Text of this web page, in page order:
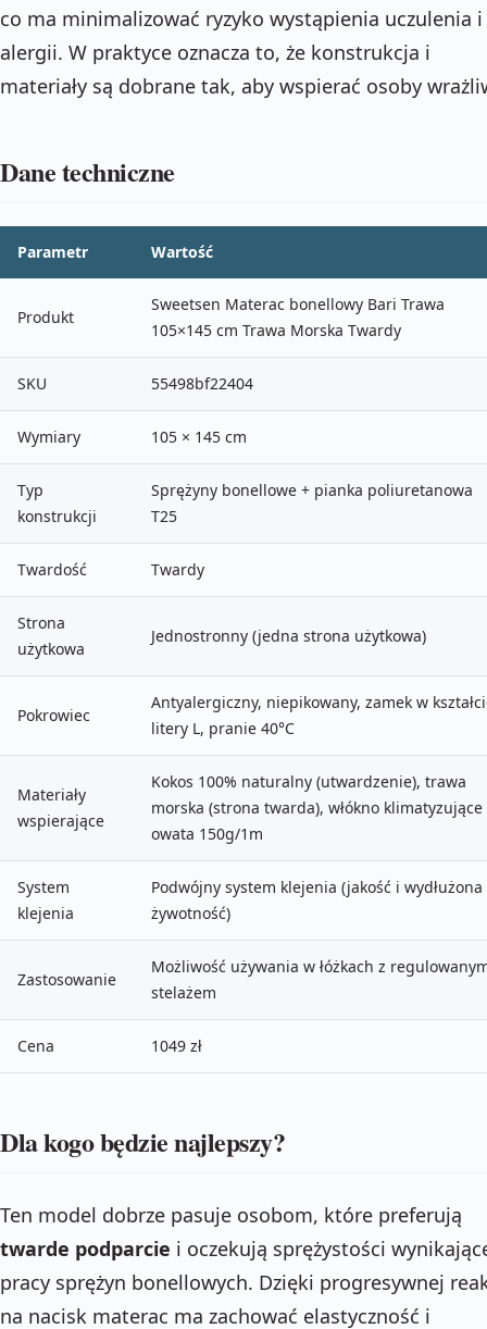
co ma minimalizować ryzyko wystąpienia uczulenia i
alergii. W praktyce oznacza to, że konstrukcja i
materiały są dobrane tak, aby wspierać osoby
Dane techniczne
Parametr Wartość
Produkt
Sweetsen Materac bonellowy Bari Trawa
105×145 cm Trawa Morska Twardy
SKU 55498bf22404
Wymiary 105 × 145 cm
Typ
konstrukcji
Sprężyny bonellowe + pianka poliuretanowa
T25
Twardość Twardy
Strona
użytkowa
Jednostronny (jedna strona użytkowa)
Pokrowiec
Antyalergiczny, niepikowany, zamek w
litery L, pranie 40°C
Materiały
wspierające
Kokos 100% naturalny (utwardzenie), trawa
morska (strona twarda), włókno klimatyzujące
owata 150g/1m
System
klejenia
Podwójny system klejenia (jakość i wydłużona
żywotność)
Zastosowanie
Możliwość używania w łóżkach z
stelażem
Cena 1049 zł
Dla kogo będzie najlepszy?
Ten model dobrze pasuje osobom, które preferują
twarde podparcie i oczekują sprężystości
pracy sprężyn bonellowych. Dzięki progresywnej
na nacisk materac ma zachować elastyczność i